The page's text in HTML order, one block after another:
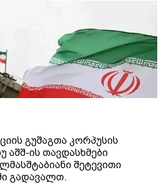
გუშაგთა კორპუსის
აშშ-ის თავდასხმები
შეტევითი
გადავალთ.